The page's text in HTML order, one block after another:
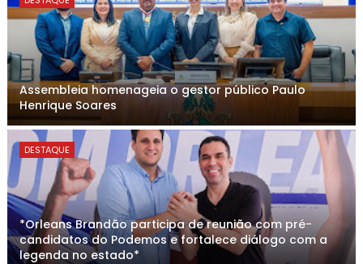
Assembleia homenageia o gestor público Paulo
Henrique Soares
DESTAQUE
*Orleans Brandão participa de reunião com pré-
candidatos do Podemos e fortalece diálogo com a
legenda no estado*